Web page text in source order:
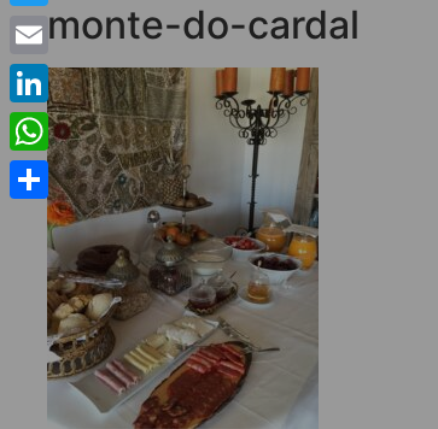
monte-do-cardal
Twitter
Email
LinkedIn
WhatsApp
Share